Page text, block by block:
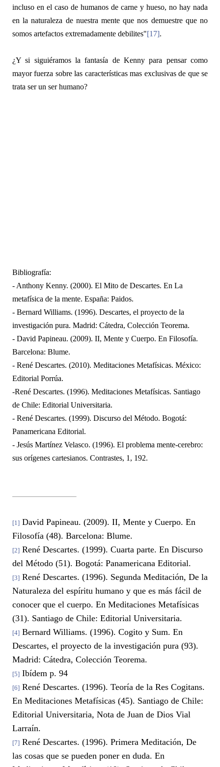
incluso en el caso de humanos de carne y hueso, no hay nada
en la naturaleza de nuestra mente que nos demuestre que no
somos artefactos extremadamente debilites"[17].
¿Y si siguiéramos la fantasía de Kenny para pensar como
mayor fuerza sobre las características mas exclusivas de que se
trata ser un ser humano?
Bibliografía:
- Anthony Kenny. (2000). El Mito de Descartes. En La
metafísica de la mente. España: Paidos.
- Bernard Williams. (1996). Descartes, el proyecto de la
investigación pura. Madrid: Cátedra, Colección Teorema.
- David Papineau. (2009). II, Mente y Cuerpo. En Filosofía.
Barcelona: Blume.
- René Descartes. (2010). Meditaciones Metafísicas. México:
Editorial Porrúa.
-René Descartes. (1996). Meditaciones Metafísicas. Santiago
de Chile: Editorial Universitaria.
- René Descartes. (1999). Discurso del Método. Bogotá:
Panamericana Editorial.
- Jesús Martínez Velasco. (1996). El problema mente-cerebro:
sus orígenes cartesianos. Contrastes, 1, 192.
[1] David Papineau. (2009). II, Mente y Cuerpo. En
Filosofía (48). Barcelona: Blume.
[2] René Descartes. (1999). Cuarta parte. En Discurso
del Método (51). Bogotá: Panamericana Editorial.
[3] René Descartes. (1996). Segunda Meditación, De la
Naturaleza del espíritu humano y que es más fácil de
conocer que el cuerpo. En Meditaciones Metafísicas
(31). Santiago de Chile: Editorial Universitaria.
[4] Bernard Williams. (1996). Cogito y Sum. En
Descartes, el proyecto de la investigación pura (93).
Madrid: Cátedra, Colección Teorema.
[5] Ibídem p. 94
[6] René Descartes. (1996). Teoría de la Res Cogitans.
En Meditaciones Metafísicas (45). Santiago de Chile:
Editorial Universitaria, Nota de Juan de Dios Vial
Larraín.
[7] René Descartes. (1996). Primera Meditación, De
las cosas que se pueden poner en duda. En